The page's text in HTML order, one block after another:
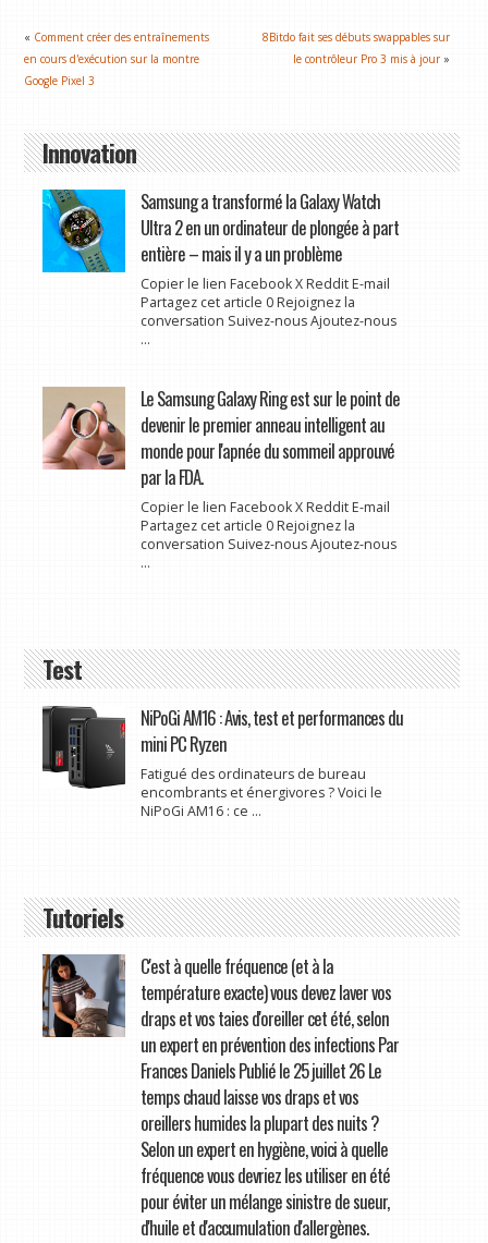
« Comment créer des entraînements
en cours d'exécution sur la montre
Google Pixel 3
8Bitdo fait ses débuts swappables sur
le contrôleur Pro 3 mis à jour »
Innovation
Samsung a transformé la Galaxy Watch
Ultra 2 en un ordinateur de plongée à part
entière – mais il y a un problème
Copier le lien Facebook X Reddit E-mail
Partagez cet article 0 Rejoignez la
conversation Suivez-nous Ajoutez-nous
...
Le Samsung Galaxy Ring est sur le point de
devenir le premier anneau intelligent au
monde pour l'apnée du sommeil approuvé
par la FDA.
Copier le lien Facebook X Reddit E-mail
Partagez cet article 0 Rejoignez la
conversation Suivez-nous Ajoutez-nous
...
Test
NiPoGi AM16 : Avis, test et performances du
mini PC Ryzen
Fatigué des ordinateurs de bureau
encombrants et énergivores ? Voici le
NiPoGi AM16 : ce ...
Tutoriels
C'est à quelle fréquence (et à la
température exacte) vous devez laver vos
draps et vos taies d'oreiller cet été, selon
un expert en prévention des infections Par
Frances Daniels Publié le 25 juillet 26 Le
temps chaud laisse vos draps et vos
oreillers humides la plupart des nuits ?
Selon un expert en hygiène, voici à quelle
fréquence vous devriez les utiliser en été
pour éviter un mélange sinistre de sueur,
d'huile et d'accumulation d'allergènes.